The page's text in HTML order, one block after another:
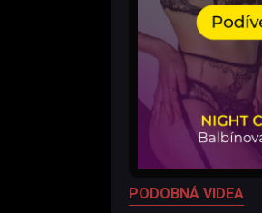
PODOBNÁ VIDEA